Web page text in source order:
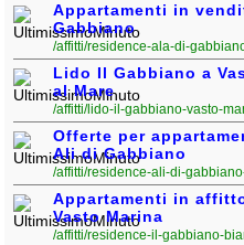
Appartamenti in
Gabbiano
/affitti/residence-ala-di-
Lido Il Gabbiano a
al Mare
/affitti/lido-il-gabbiano-vasto-
Offerte per
Ali di Gabbiano
/affitti/residence-ali-di-
Appartamenti in
Vasto Marina
/affitti/residence-il-gabbiano-